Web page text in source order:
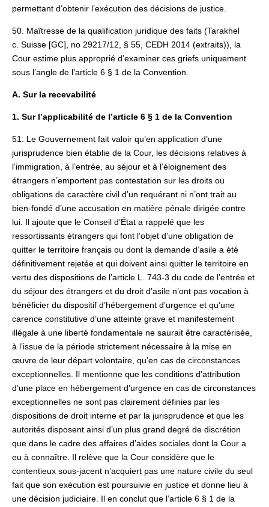
permettant d’obtenir l’exécution des décisions de justice.
50. Maîtresse de la qualification juridique des faits (Tarakhel
c. Suisse [GC], no 29217/12, § 55, CEDH 2014 (extraits)), la
Cour estime plus approprié d’examiner ces griefs uniquement
sous l’angle de l’article 6 § 1 de la Convention.
A. Sur la recevabilité
1. Sur l’applicabilité de l’article 6 § 1 de la Convention
51. Le Gouvernement fait valoir qu’en application d’une
jurisprudence bien établie de la Cour, les décisions relatives à
l’immigration, à l’entrée, au séjour et à l’éloignement des
étrangers n’emportent pas contestation sur les droits ou
obligations de caractère civil d’un requérant ni n’ont trait au
bien-fondé d’une accusation en matière pénale dirigée contre
lui. Il ajoute que le Conseil d’État a rappelé que les
ressortissants étrangers qui font l’objet d’une obligation de
quitter le territoire français ou dont la demande d’asile a été
définitivement rejetée et qui doivent ainsi quitter le territoire en
vertu des dispositions de l’article L. 743-3 du code de l’entrée et
du séjour des étrangers et du droit d’asile n’ont pas vocation à
bénéficier du dispositif d’hébergement d’urgence et qu’une
carence constitutive d’une atteinte grave et manifestement
illégale à une liberté fondamentale ne saurait être caractérisée,
à l’issue de la période strictement nécessaire à la mise en
œuvre de leur départ volontaire, qu’en cas de circonstances
exceptionnelles. Il mentionne que les conditions d’attribution
d’une place en hébergement d’urgence en cas de circonstances
exceptionnelles ne sont pas clairement définies par les
dispositions de droit interne et par la jurisprudence et que les
autorités disposent ainsi d’un plus grand degré de discrétion
que dans le cadre des affaires d’aides sociales dont la Cour a
eu à connaître. Il relève que la Cour considère que le
contentieux sous-jacent n’acquiert pas une nature civile du seul
fait que son exécution est poursuivie en justice et donne lieu à
une décision judiciaire. Il en conclut que l’article 6 § 1 de la